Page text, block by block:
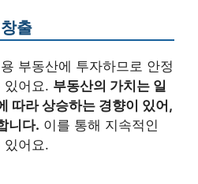
출
부동산에 투자하므로 안정
있어요. 부동산의 가치는 일
따라 상승하는 경향이 있어,
니다. 이를 통해 지속적인
있어요.